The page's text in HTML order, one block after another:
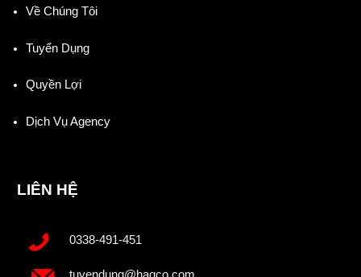
Về Chúng Tôi
Tuyển Dụng
Quyền Lợi
Dịch Vụ Agency
LIÊN HỆ
0338-491-451
tuyendung@haqco.com